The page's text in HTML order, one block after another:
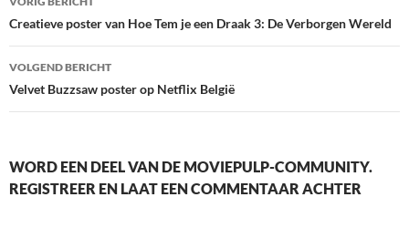
Creatieve poster van Hoe Tem je een Draak 3: De Verborgen Wereld
VOLGEND BERICHT
Velvet Buzzsaw poster op Netflix België
WORD EEN DEEL VAN DE MOVIEPULP-COMMUNITY.
REGISTREER EN LAAT EEN COMMENTAAR ACHTER